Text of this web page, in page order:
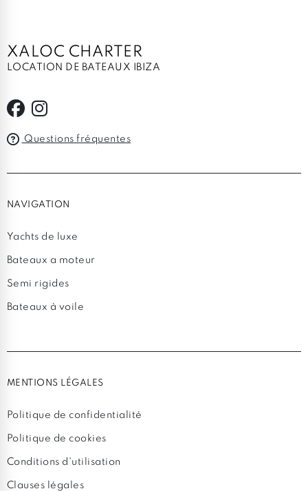
XALOC CHARTER
LOCATION DE BATEAUX IBIZA
Questions fréquentes
NAVIGATION
Yachts de luxe
Bateaux a moteur
Semi rigides
Bateaux à voile
MENTIONS LÉGALES
Politique de confidentialité
Politique de cookies
Conditions d'utilisation
Clauses légales